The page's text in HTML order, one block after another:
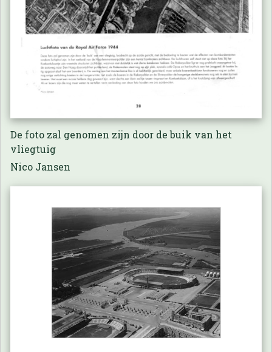
De foto zal genomen zijn door de buik van het
vliegtuig
Nico Jansen